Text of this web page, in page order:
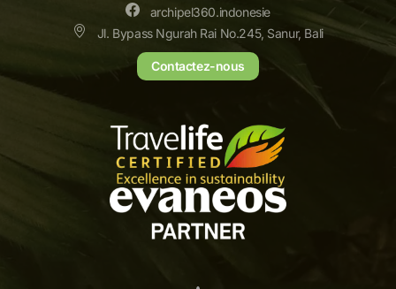
archipel360.indonesie
Jl. Bypass Ngurah Rai No.245, Sanur, Bali
Contactez-nous